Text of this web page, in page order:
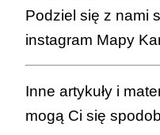
Podziel się z nami
instagram Mapy
Inne artykuły i
mogą Ci się